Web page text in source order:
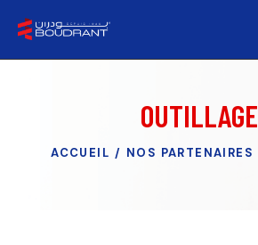
OUTILLAGE
ACCUEIL NOS PARTENAIRES